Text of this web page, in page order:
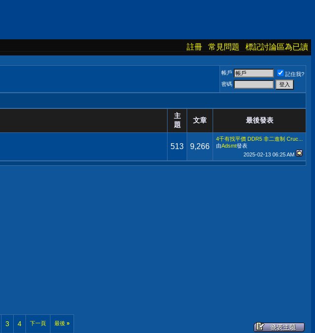
註冊 常見問題 標記討論區為已讀
帳戶
記住我?
密碼
主
題
文章 最後發表
513 9,266
4千有找平價 DDR5 非二進制 Cruc...
由Adsmt發表
2025-02-13 06:25 AM
3 4 下一頁 最後 »